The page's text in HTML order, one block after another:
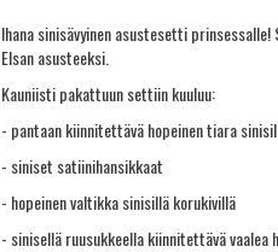
Ihana sinisävyinen asustesetti
Elsan asusteeksi.
Kauniisti pakattuun settiin kuuluu:
- pantaan kiinnitettävä hopeinen tiara
- siniset satiinihansikkaat
- hopeinen valtikka sinisillä korukivillä
- sinisellä ruusukkeella kiinnitettävä vaalea